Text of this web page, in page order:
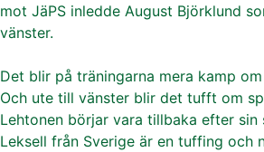
mot JäPS inledde August Björklund
vänster.
Det blir på träningarna mera kamp
Och ute till vänster blir det tufft om
Lehtonen börjar vara tillbaka efter sin
Leksell från Sverige är en tuffing och